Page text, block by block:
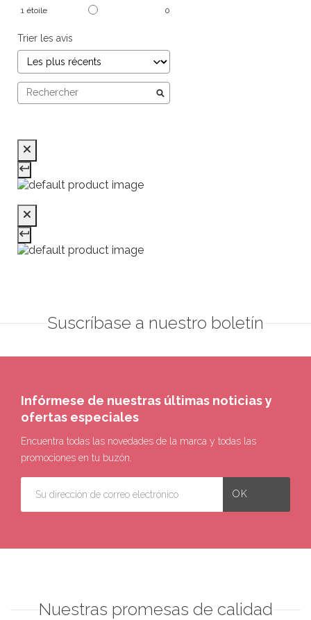
1 étoile 0
Trier les avis
Suscríbase a nuestro boletín
Infórmese de nuestras últimas noticias y
ofertas especiales
Encuentra todas las novedades de la marca y todas las
promociones en tu buzón.
Nuestras promesas de calidad